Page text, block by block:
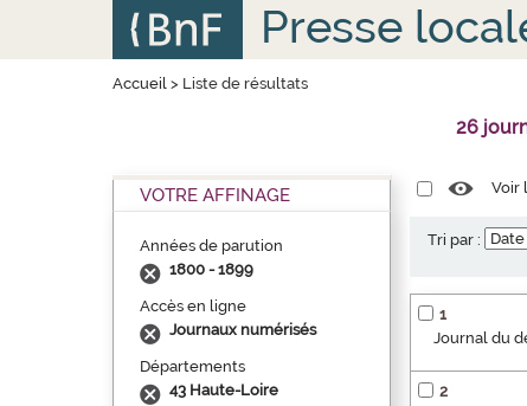
Presse
Accueil> Liste de résultats
26
VOTRE AFFINAGE
Années de parution
1800 - 1899
Accès en ligne
Journaux numérisés
Départements
43 Haute-Loire
Voir
Tri par :
1
Journal du
2
Panneau de gestion des cookies